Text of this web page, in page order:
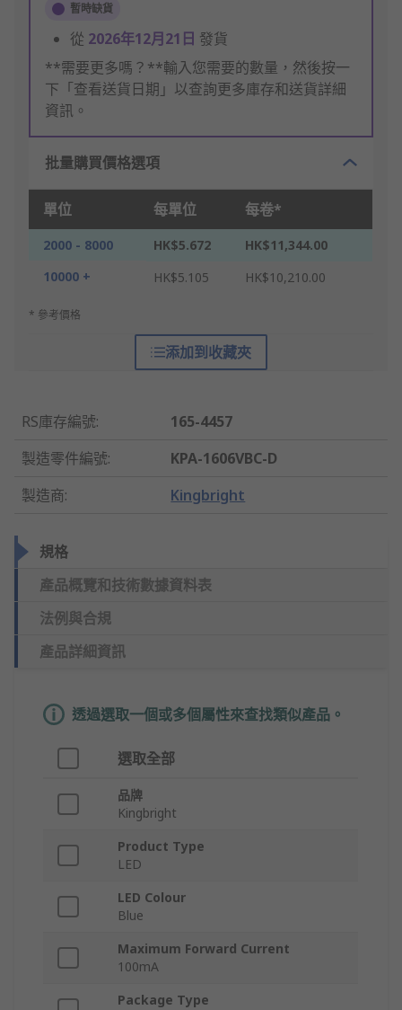
暫時缺貨
從 2026年12月21日 發貨
**需要更多嗎？**輸入您需要的數量，然後按一
下「查看送貨日期」以查詢更多庫存和送貨詳細
資訊。
批量購買價格選項
單位 每單位 每卷*
2000 - 8000 HK$5.672
HK$11,344.00
10000 +
HK$5.105 HK$10,210.00
* 參考價格
添加到收藏夾
RS庫存編號:
165-4457
製造零件編號:
KPA-1606VBC-D
製造商: Kingbright
規格
產品概覽和技術數據資料表
法例與合規
產品詳細資訊
透過選取一個或多個屬性來查找類似產品。
選取全部
品牌
Kingbright
Product Type
LED
LED Colour
Blue
Maximum Forward Current
100mA
Package Type